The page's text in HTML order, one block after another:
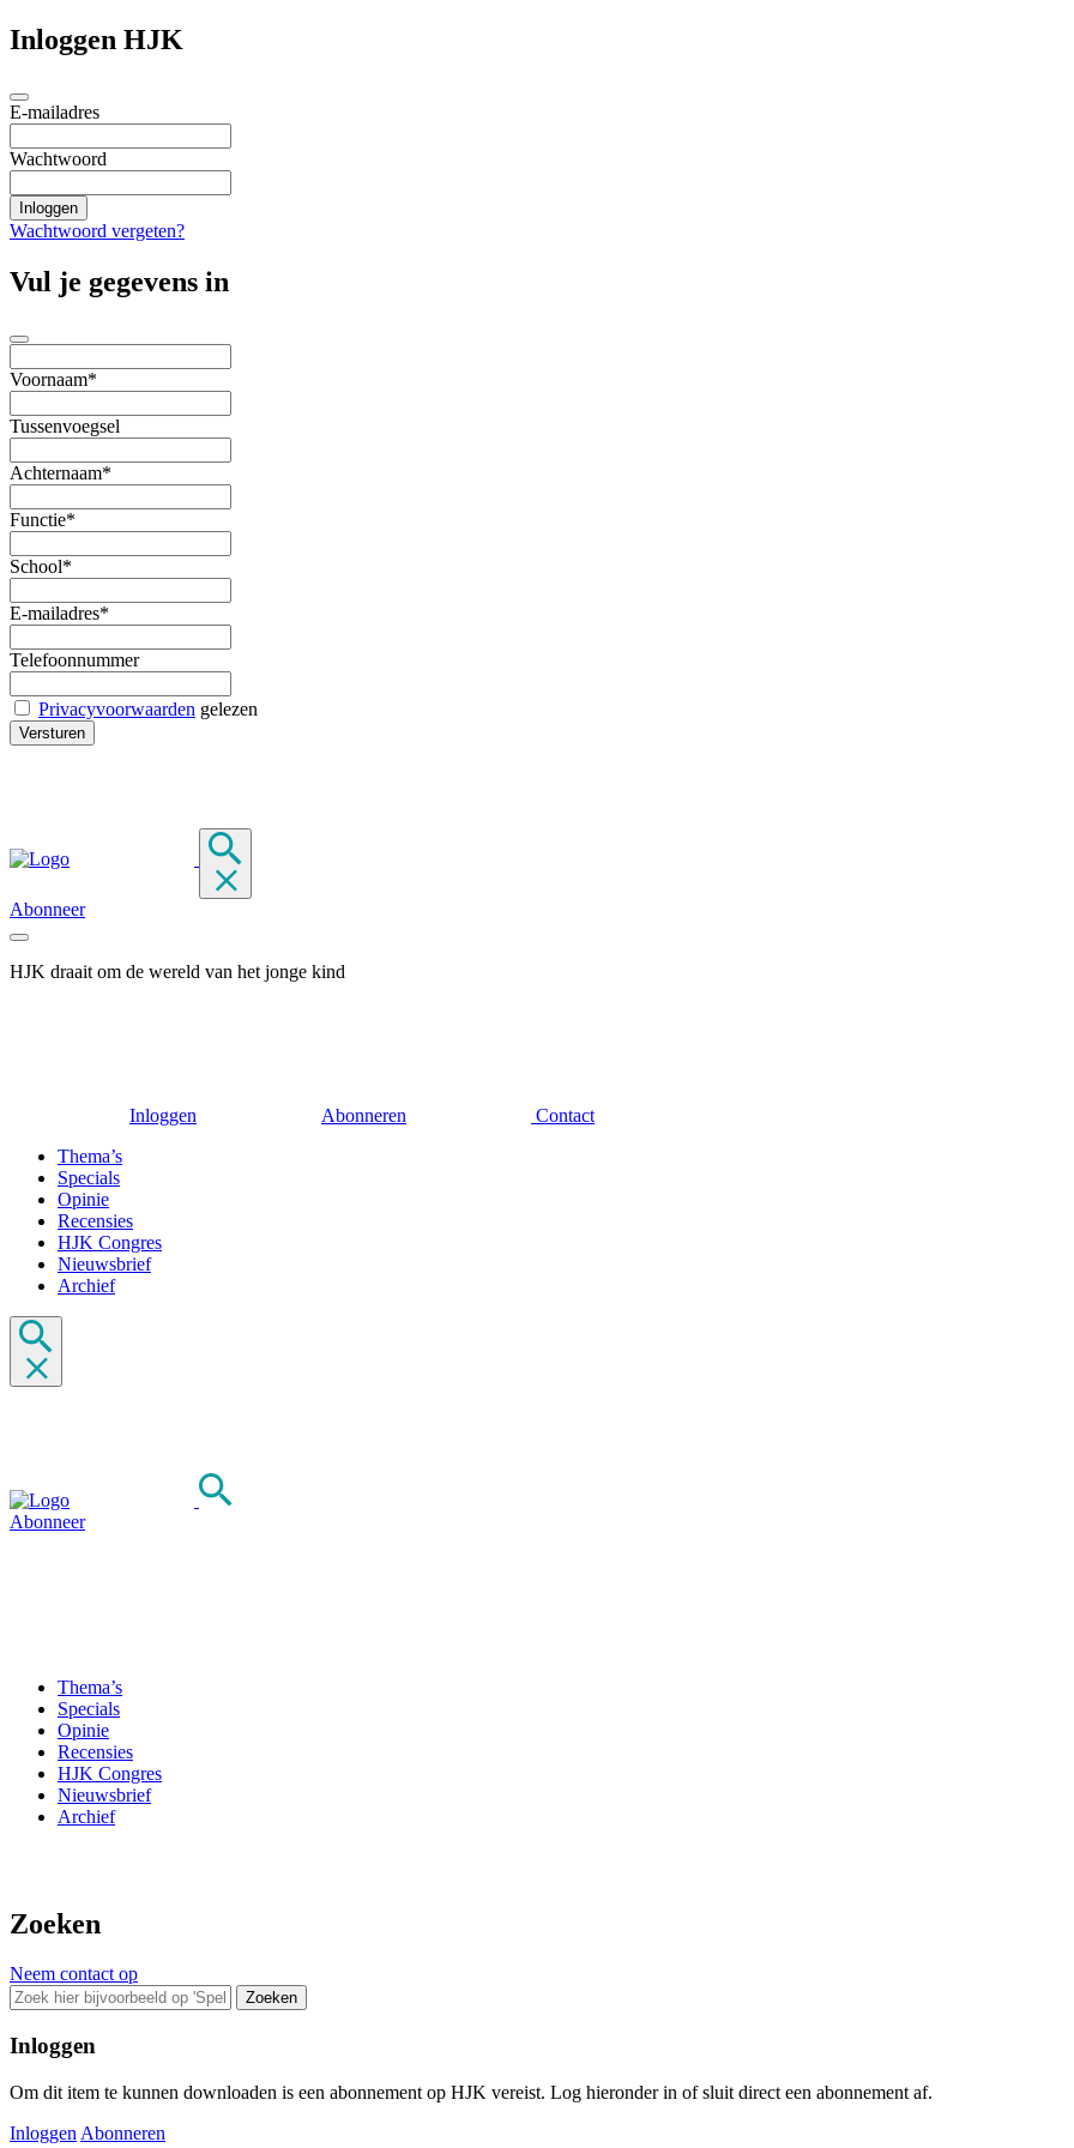
Inloggen HJK
E-mailadres
Wachtwoord
Wachtwoord vergeten?
Vul je gegevens in
Voornaam*
Tussenvoegsel
Achternaam*
Functie*
School*
E-mailadres*
Telefoonnummer
Privacyvoorwaarden gelezen
Abonneer
HJK draait om de wereld van het jonge kind
Inloggen Abonneren
Contact
Thema’s
Specials
Opinie
Recensies
HJK Congres
Nieuwsbrief
Archief
Abonneer
Thema’s
Specials
Opinie
Recensies
HJK Congres
Nieuwsbrief
Archief
Zoeken
Neem contact op
Zoeken
Inloggen
Om dit item te kunnen downloaden is een abonnement op HJK vereist. Log hieronder in of sluit direct een abonnement af.
Inloggen Abonneren